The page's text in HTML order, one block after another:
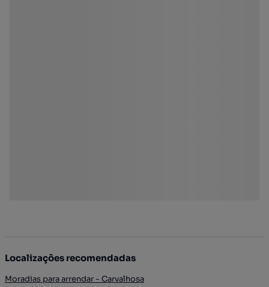
Localizações recomendadas
Moradias para arrendar - Carvalhosa